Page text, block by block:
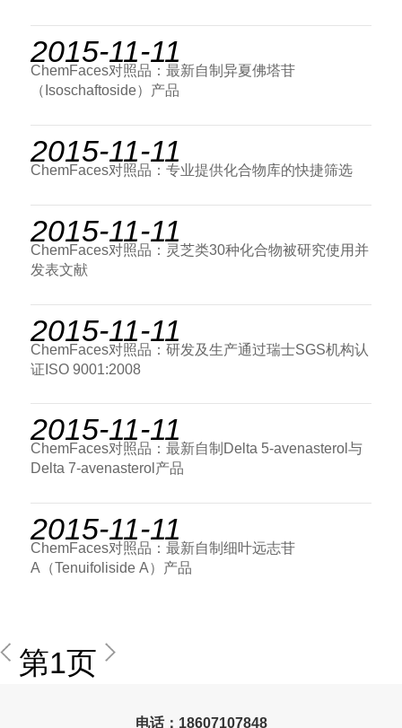
2015-11-11
ChemFaces对照品：最新自制异夏佛塔苷
（Isoschaftoside）产品
2015-11-11
ChemFaces对照品：专业提供化合物库的快捷筛选
2015-11-11
ChemFaces对照品：灵芝类30种化合物被研究使用并
发表文献
2015-11-11
ChemFaces对照品：研发及生产通过瑞士SGS机构认
证ISO 9001:2008
2015-11-11
ChemFaces对照品：最新自制Delta 5-avenasterol与
Delta 7-avenasterol产品
2015-11-11
ChemFaces对照品：最新自制细叶远志苷
A（Tenuifoliside A）产品
第1页
电话：18607107848